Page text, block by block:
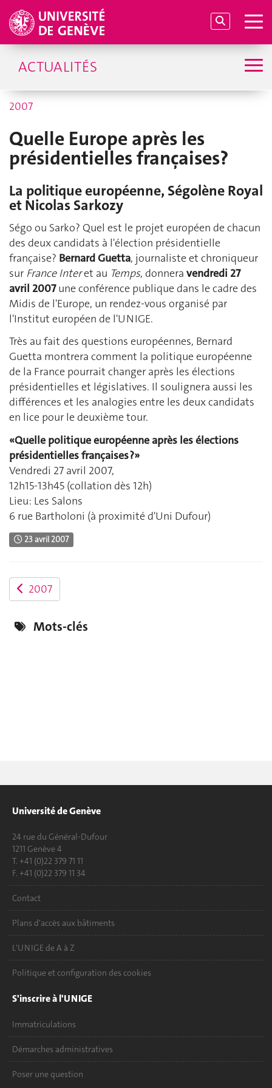
ACTUALITÉS
2007
Quelle Europe après les
présidentielles françaises?
La politique européenne, Ségolène Royal
et Nicolas Sarkozy
Ségo ou Sarko? Quel est le projet européen de chacun
des deux candidats à l'élection présidentielle
française? Bernard Guetta, journaliste et chroniqueur
sur France Interet au Temps, donnera vendredi 27
avril 2007une conférence publique dans le cadre des
Midis de l'Europe, un rendez-vous organisé par
l'Institut européen de l'UNIGE.
Très au fait des questions européennes, Bernard
Guetta montrera comment la politique européenne
de la France pourrait changer après les élections
présidentielles et législatives. Il soulignera aussi les
différences et les analogies entre les deux candidats
en lice pour le deuxième tour.
«Quelle politique européenne après les élections
présidentielles françaises ?»
Vendredi 27 avril 2007,
12h15-13h45 (collation dès 12h)
Lieu: Les Salons
6 rue Bartholoni (à proximité d'Uni Dufour)
23 avril 2007
2007
Mots-clés
Université de Genève
24 rue du Général-Dufour
1211 Genève 4
T. +41 (0)22 379 71 11
F. +41 (0)22 379 11 34
Contact
Plans d'accès aux bâtiments
L'UNIGE de A à Z
Politique et configuration des cookies
S'inscrire à l'UNIGE
Immatriculations
Démarches administratives
Poser une question